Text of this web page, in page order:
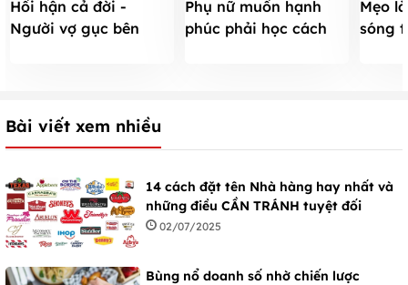
Hối hận cả đời -
Người vợ gục bên
Phụ nữ muốn hạnh
phúc phải học cách
Mẹo
sóng
Bài viết xem nhiều
14 cách đặt tên Nhà hàng hay nhất và
những điều CẦN TRÁNH tuyệt đối
02/07/2025
Bùng nổ doanh số nhờ chiến lược